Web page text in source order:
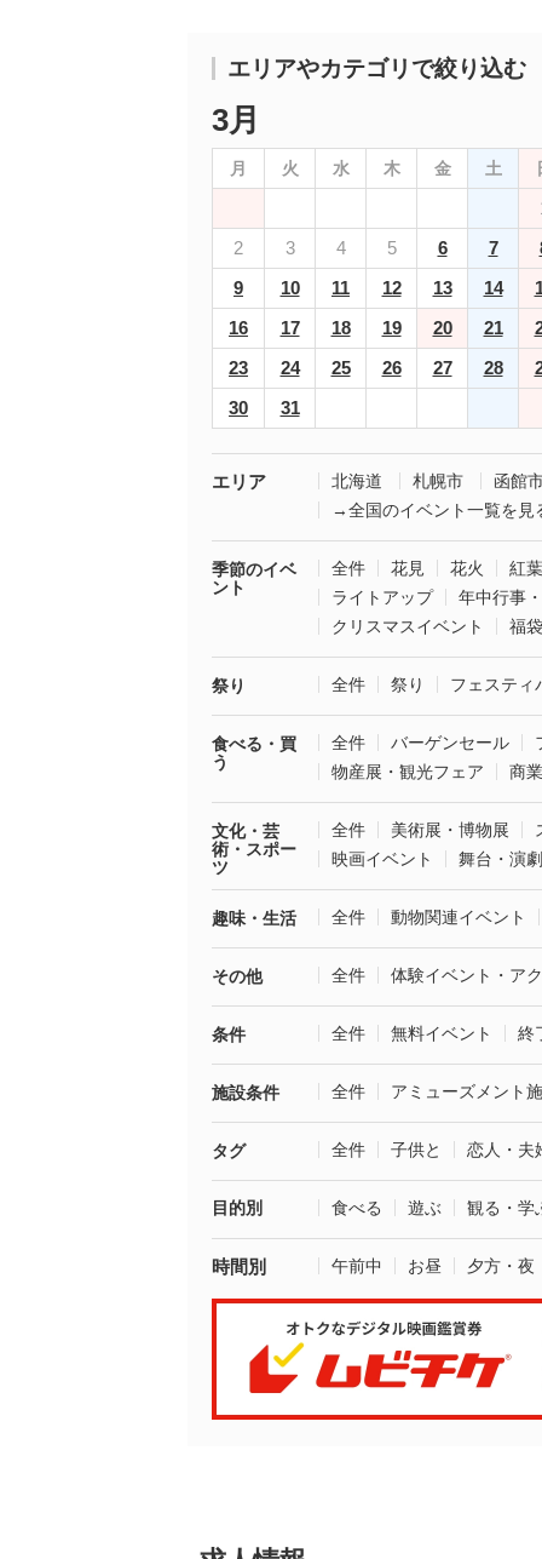
エリアやカテゴリで絞り込む
3月
月 火 水 木 金 土
2
3 4 5 6 7
9
10 11 12 13 14
16
17 18 19 20 21
23
24 25 26 27 28
30
31
エリア 北海道 札幌市
函館
→全国のイベント一覧を見
季節のイベ
ント
全件 花見 花火
紅葉
ライトアップ
年中行事
クリスマスイベント
福
祭り 全件 祭り フェスティ
食べる・買
う
全件 バーゲンセール
物産展・観光フェア
商
文化・芸
術・スポー
ツ
全件 美術展・博物展
映画イベント
舞台・演劇
趣味・生活 全件 動物関連イベント
その他 全件 体験イベント・ア
条件 全件 無料イベント 終
施設条件 全件 アミューズメント
タグ 全件 子供と 恋人・夫
目的別 食べる 遊ぶ 観る・学
時間別 午前中 お昼 夕方・夜